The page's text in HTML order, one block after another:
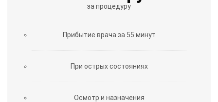
за процедуру
Прибытие врача за 55 минут
При острых состояниях
Осмотр и назначения